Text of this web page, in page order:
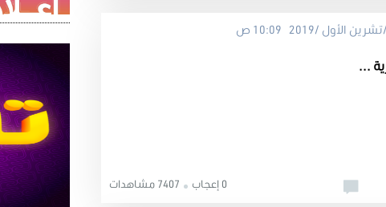
...
7407 مشاهدات 0 إعجاب